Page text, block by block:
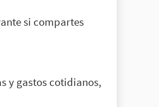
si compartes
y gastos cotidianos,